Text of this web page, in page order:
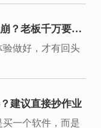
？老板千万要重
做好，才有回头
建议直接抄作业
一个软件，而是